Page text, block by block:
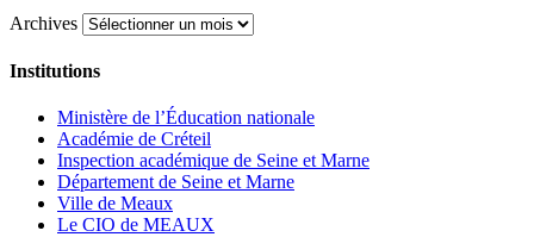
Archives
Institutions
Ministère de l’Éducation nationale
Académie de Créteil
Inspection académique de Seine et Marne
Département de Seine et Marne
Ville de Meaux
Le CIO de MEAUX